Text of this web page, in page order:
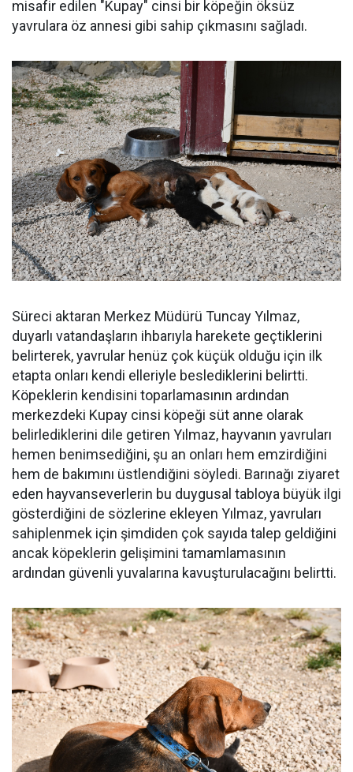
misafir edilen "Kupay" cinsi bir köpeğin öksüz
yavrulara öz annesi gibi sahip çıkmasını sağladı.
Süreci aktaran Merkez Müdürü Tuncay Yılmaz,
duyarlı vatandaşların ihbarıyla harekete geçtiklerini
belirterek, yavrular henüz çok küçük olduğu için ilk
etapta onları kendi elleriyle beslediklerini belirtti.
Köpeklerin kendisini toparlamasının ardından
merkezdeki Kupay cinsi köpeği süt anne olarak
belirlediklerini dile getiren Yılmaz, hayvanın yavruları
hemen benimsediğini, şu an onları hem emzirdiğini
hem de bakımını üstlendiğini söyledi. Barınağı ziyaret
eden hayvanseverlerin bu duygusal tabloya büyük ilgi
gösterdiğini de sözlerine ekleyen Yılmaz, yavruları
sahiplenmek için şimdiden çok sayıda talep geldiğini
ancak köpeklerin gelişimini tamamlamasının
ardından güvenli yuvalarına kavuşturulacağını belirtti.